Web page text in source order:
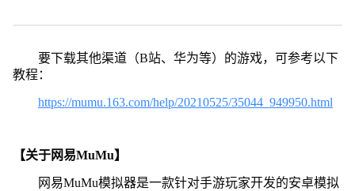
要下载其他渠道（B站、华为等）的游戏，可参考以下
教程：
https://mumu.163.com/help/20210525/35044_949950.html
【关于网易MuMu】
网易MuMu模拟器是一款针对手游玩家开发的安卓模拟